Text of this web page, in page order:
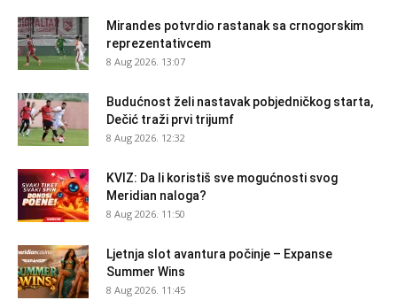
Mirandes potvrdio rastanak sa crnogorskim
reprezentativcem
8 Aug 2026. 13:07
Budućnost želi nastavak pobjedničkog starta,
Dečić traži prvi trijumf
8 Aug 2026. 12:32
KVIZ: Da li koristiš sve mogućnosti svog
Meridian naloga?
8 Aug 2026. 11:50
Ljetnja slot avantura počinje – Expanse
Summer Wins
8 Aug 2026. 11:45